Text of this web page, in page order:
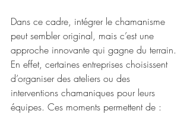
Dans ce cadre, intégrer le chamanisme
peut sembler original, mais c’est une
approche innovante qui gagne du terrain.
En effet, certaines entreprises choisissent
d’organiser des ateliers ou des
interventions chamaniques pour leurs
équipes. Ces moments permettent de :